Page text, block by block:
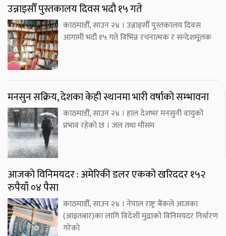
उन्नाइसौँ पुस्तकालय दिवस भदौ १५ गते
काठमाडौँ, साउन २४ । उन्नाइसौँ पुस्तकालय दिवस
आगामी भदौ १५ गते विभिन्न रचनात्मक र सन्देशमूलक
मनसुन सक्रिय, देशका केही स्थानमा भारी वर्षाको सम्भावना
काठमाडौँ, साउन २४ । हाल देशभर मनसुनी वायुको
प्रभाव रहेको छ । जल तथा मौसम
आजको विनिमयदर : अमेरिकी डलर एकको खरिददर १५२
रुपैयाँ ०४ पैसा
काठमाडौँ, साउन २४ । नेपाल राष्ट्र बैंकले आजका
(आइतबार)का लागि विदेशी मुद्राको विनिमयदर निर्धारण
गरेको